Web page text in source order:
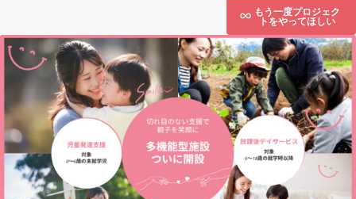
もう一度プロジェク
トをやってほしい